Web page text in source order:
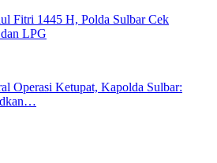
Fitri 1445 H, Polda Sulbar Cek
LPG
Operasi Ketupat, Kapolda Sulbar: